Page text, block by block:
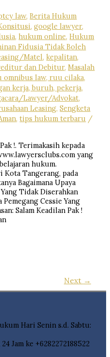
law,Berita Hukum
,google lawyer,
,hukum online,Hukum
Fidusia Tidak Boleh
Matel,kepalitan,
dan Debitur,Masalah
law, ruu cilaka,
kerja, buruh, pekerja,
Lawyer/Advokat,
Leasing,Sengketa
,tips hukum terbaru /
!. Terimakasih kepada
yang
hukum.
Kota Tangerang, pada
Bagaimana Upaya
Tidak Diserahkan
Cessie Yang
Salam Keadilan Pak !
Next →
Hari Senin s.d. Sabtu:
Jam ke +6282272188522